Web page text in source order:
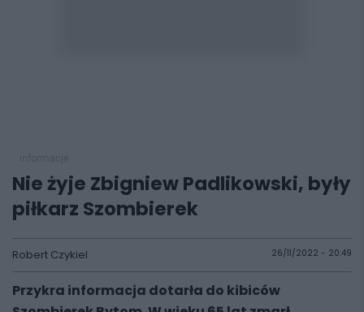
Nie żyje Zbigniew Padlikowski, były
piłkarz Szombierek
Robert Czykiel 26/11/2022 - 20:49
Przykra informacja dotarła do kibiców